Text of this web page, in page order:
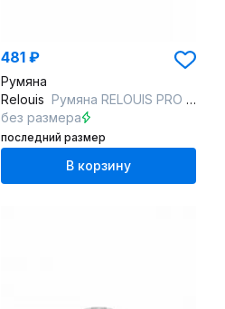
481 ₽
Румяна
Relouis Румяна RELOUIS PRO BLUSH 78 DUSTY ROSE
без размера
последний размер
В корзину